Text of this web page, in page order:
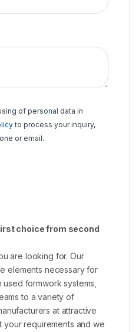
of personal data in
to process your inquiry,
or email.
choice from second
are looking for. Our
elements necessary for
formwork systems,
to a variety of
at attractive
your requirements and we